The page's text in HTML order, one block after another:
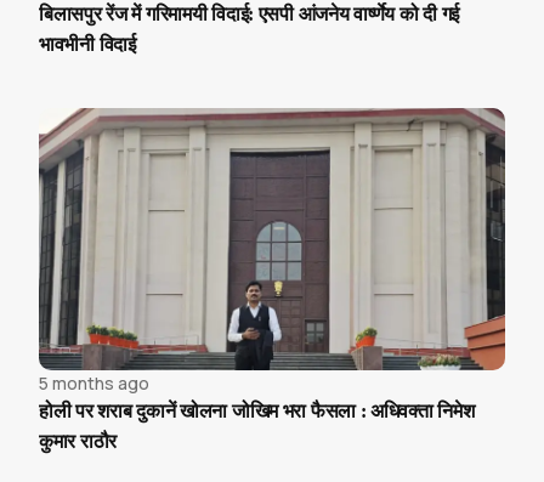
बिलासपुर रेंज में गरिमामयी विदाई: एसपी आंजनेय वार्ष्णेय को दी गई
भावभीनी विदाई
5 months ago
होली पर शराब दुकानें खोलना जोखिम भरा फैसला : अधिवक्ता निमेश
कुमार राठौर